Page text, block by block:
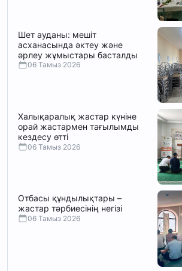
Шет ауданы: мешіт
асханасында әктеу және
әрлеу жұмыстары басталды
06 Тамыз 2026
Халықаралық жастар күніне
орай жастармен тағылымды
кездесу өтті
06 Тамыз 2026
Отбасы құндылықтары –
жастар тәрбиесінің негізі
06 Тамыз 2026